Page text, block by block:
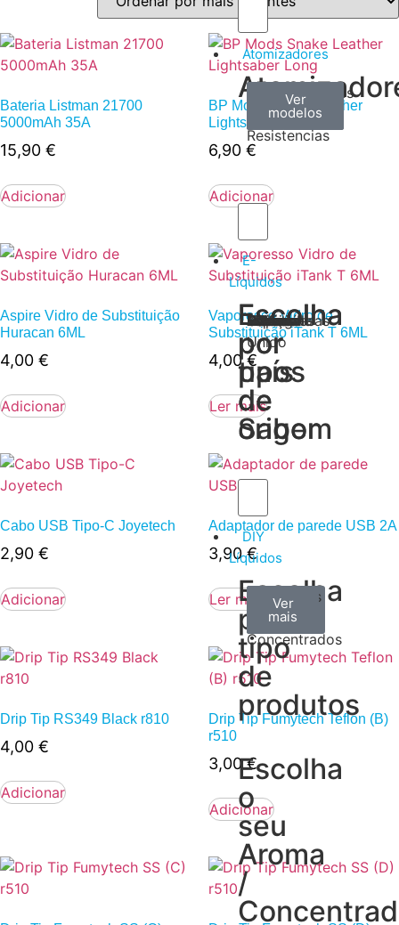
Atomizadores
Claromizadores
Ver
modelos
Reconstruíveis
Ver
modelos
Resistencias
Ver
modelos
E-
Líquidos
Escolha
por
tipos
de
Sabor
Tabaco
Frutas
Bebidas
Frescos
Sobremesas
Escolha
por
país
de
origem
Portugal
Alemanha
USA
Reino
Unido
Canadá
França
Malásia
Filipinas
Espanha
Polónia
Grécia
DIY
Líquidos
Escolha
por
tipo
de
produtos
Aromas
Concentrados
Ver
todos
Bases
Ver
mais
Accesorios
Ver
mais
Escolha
o
seu
Aroma
/
Bateria Listman 21700
5000mAh 35A
15,90 €
Adicionar
BP Mods Snake Leather
Lightsaber Long
6,90 €
Adicionar
Aspire Vidro de Substituição
Huracan 6ML
4,00 €
Adicionar
Vaporesso Vidro de
Substituição iTank T 6ML
4,00€
Ler mais
Cabo USB Tipo-C Joyetech
2,90 €
Adicionar
Adaptador de parede USB 2A
3,90€
Ler mais
Drip Tip RS349 Black r810
4,00 €
Adicionar
Drip Tip Fumytech Teflon (B)
r510
3,00€
Adicionar